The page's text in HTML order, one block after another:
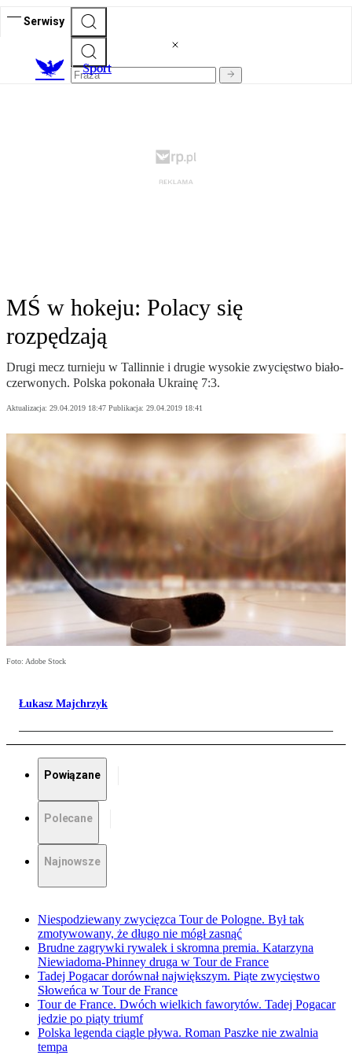
Serwisy
Sport
MŚ w hokeju: Polacy się
rozpędzają
Drugi mecz turnieju w Tallinnie i drugie wysokie zwycięstwo biało-
czerwonych. Polska pokonała Ukrainę 7:3.
Aktualizacja: 29.04.2019 18:47 Publikacja: 29.04.2019 18:41
Foto: Adobe Stock
Łukasz Majchrzyk
Powiązane
Polecane
Najnowsze
Niespodziewany zwycięzca Tour de Pologne. Był tak
zmotywowany, że długo nie mógł zasnąć
Brudne zagrywki rywalek i skromna premia. Katarzyna
Niewiadoma-Phinney druga w Tour de France
Tadej Pogacar dorównał największym. Piąte zwycięstwo
Słoweńca w Tour de France
Tour de France. Dwóch wielkich faworytów. Tadej Pogacar
jedzie po piąty triumf
Polska legenda ciągle pływa. Roman Paszke nie zwalnia
tempa